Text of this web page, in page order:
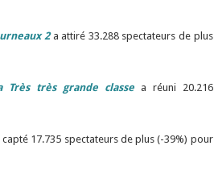
2a attiré 33.288 spectateurs de plus
Très très grande classea réuni 20.216
17.735 spectateurs de plus (-39%) pour